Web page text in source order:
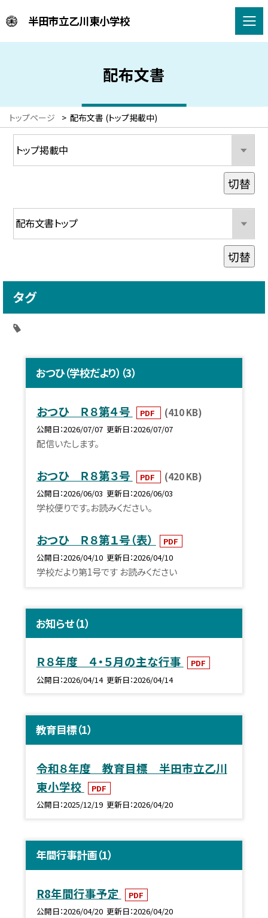
半田市立乙川東小学校
配布文書
トップページ > 配布文書 (トップ掲載中)
おつひ（学校だより）（3）
おつひ Ｒ８第４号 PDF (410 KB)
公開日 2026/07/07 更新日 2026/07/07
配信いたします。
おつひ Ｒ８第３号 PDF (420 KB)
公開日 2026/06/03 更新日 2026/06/03
学校便りです。お読みください。
おつひ Ｒ８第１号（表）
PDF
公開日 2026/04/10 更新日 2026/04/10
学校だより第1号です お読みください
お知らせ（1）
Ｒ８年度 ４・５月の主な行事
PDF
公開日 2026/04/14 更新日 2026/04/14
教育目標（1）
令和８年度 教育目標 半田市立乙川
東小学校
PDF
公開日 2025/12/19 更新日 2026/04/20
年間行事計画（1）
R8年間行事予定
PDF
公開日 2026/04/20 更新日 2026/04/20
切替
切替
タグ